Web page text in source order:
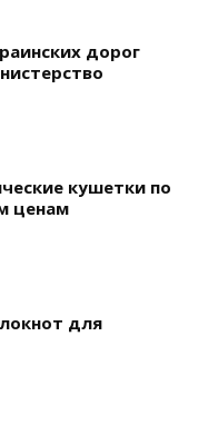
дорог
кушетки по
ценам
для